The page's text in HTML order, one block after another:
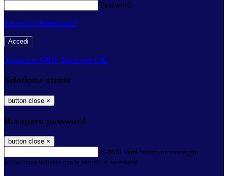
Password
Password dimenticata?
-
Entra con SPID Entra con CIE
Seleziona utente
button close ×
Recupero password
button close ×
E-mail Verrà inviato un messaggio
all'indirizzo indicato con le istruzioni necessarie.